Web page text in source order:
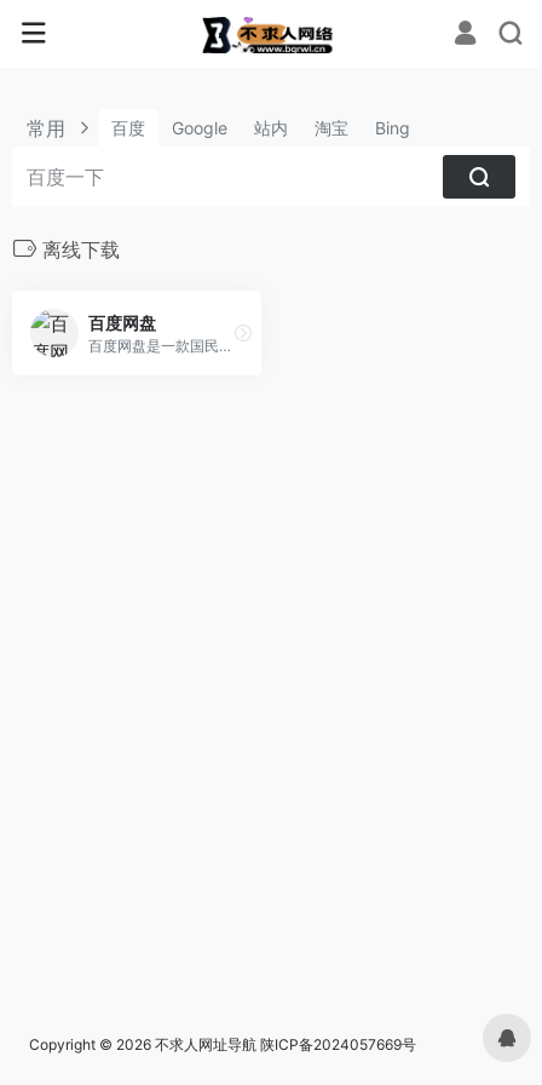
常用 百度 Google 站内 淘宝 Bing
离线下载
百度网盘
百度网盘是一款国民级产品
Copyright © 2026 不求人网址导航 陕ICP备2024057669号